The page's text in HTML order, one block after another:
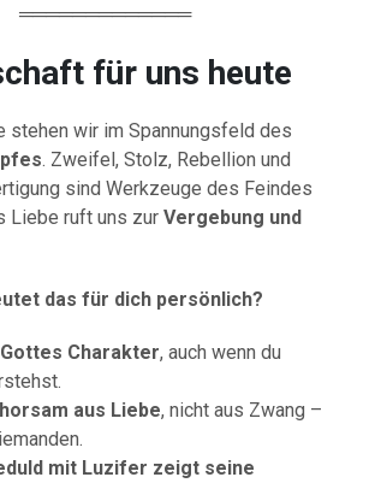
═════════════
für uns heute
stehen wir im Spannungsfeld des
. Zweifel, Stolz, Rebellion und
sind Werkzeuge des Feindes
Liebe ruft uns zurVergebung und
das für dich persönlich?
Charakter, auch wenn du
aus Liebe, nicht aus Zwang –
mit Luzifer zeigt seine